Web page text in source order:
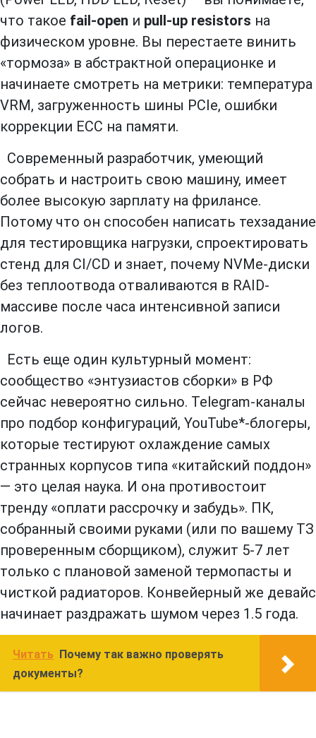
что такое fail-open и pull-up resistors на
физическом уровне. Вы перестаете винить
«тормоза» в абстрактной операционке и
начинаете смотреть на метрики: температура
VRM, загруженность шины PCIe, ошибки
коррекции ECC на памяти.
Современный разработчик, умеющий
собрать и настроить свою машину, имеет
более высокую зарплату на фрилансе.
Потому что он способен написать техзадание
для тестировщика нагрузки, спроектировать
стенд для CI/CD и знает, почему NVMe-диски
без теплоотвода отваливаются в RAID-
массиве после часа интенсивной записи
логов.
Есть еще один культурный момент:
сообщество «энтузиастов сборки» в РФ
сейчас невероятно сильно. Telegram-каналы
про подбор конфигураций, YouTube*-блогеры,
которые тестируют охлаждение самых
странных корпусов типа «китайский поддон»
— это целая наука. И она противостоит
тренду «оплати рассрочку и забудь». ПК,
собранный своими руками (или по вашему ТЗ
проверенным сборщиком), служит 5-7 лет
только с плановой заменой термопасты и
чисткой радиаторов. Конвейерный же девайс
начинает раздражать шумом через 1.5 года.
Читать
Почему так важно проверять
документы?